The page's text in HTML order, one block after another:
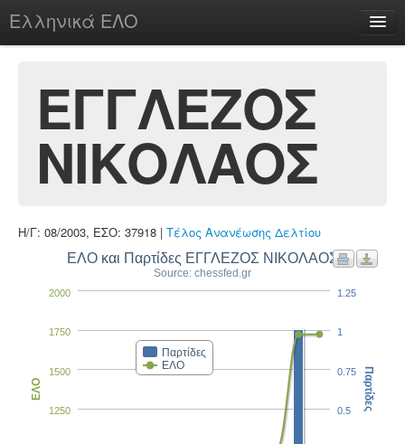
Ελληνικά ΕΛΟ
chesstu.be @ discord
Login
ΕΓΓΛΕΖΟΣ
ΝΙΚΟΛΑΟΣ
Η/Γ: 08/2003, ΕΣΟ: 37918 | Τέλος Ανανέωσης Δελτίου
ΕΛΟ και Παρτίδες ΕΓΓΛΕΖΟΣ ΝΙΚΟΛΑΟΣ
Source: chessfed.gr
Παρτίδες
ΕΛΟ
1250
1500
1750
2000
ΕΛΟ
0.5
0.75
1
1.25
Παρτίδες